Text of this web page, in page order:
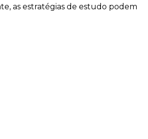
as estratégias de estudo podem